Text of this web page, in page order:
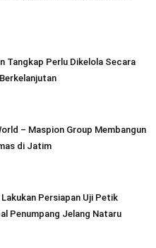
Tangkap Perlu Dikelola Secara
– Maspion Group Membangun
di Jatim
Lakukan Persiapan Uji Petik
Penumpang Jelang Nataru